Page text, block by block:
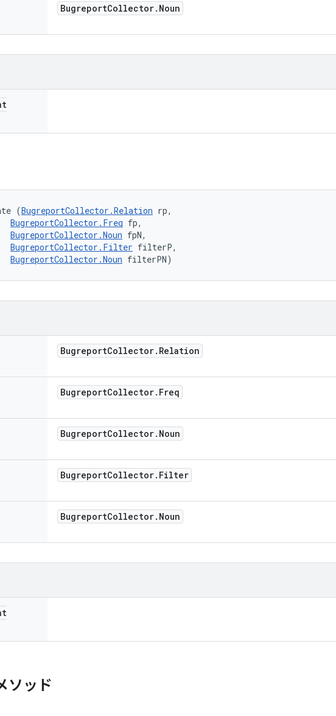
BugreportCollector. Noun
(BugreportCollector.Relation rp,
BugreportCollector.Freq fp,
BugreportCollector.Noun fpN,
BugreportCollector.Filter filterP,
BugreportCollector.Noun filterPN)
BugreportCollector. Relation
BugreportCollector. Freq
BugreportCollector. Noun
BugreportCollector. Filter
BugreportCollector. Noun
ソッド